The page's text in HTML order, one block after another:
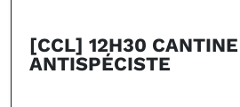
[CCL] 12H30 CANTINE
ANTISPÉCISTE